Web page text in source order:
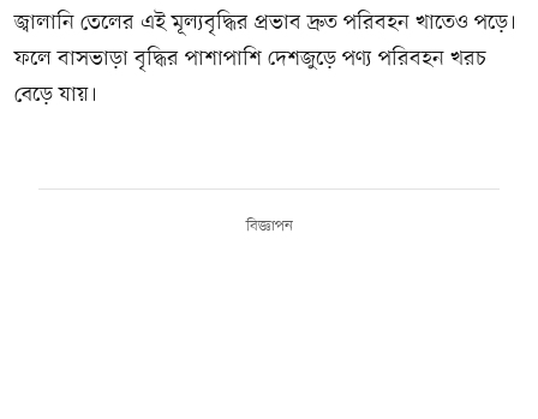
জ্বালানি তেলের এই মূল্যবৃদ্ধির প্রভাব দ্রুত পরিবহন খাতেও পড়ে।
ফলে বাসভাড়া বৃদ্ধির পাশাপাশি দেশজুড়ে পণ্য পরিবহন খরচ
বেড়ে যায়।
বিজ্ঞাপন